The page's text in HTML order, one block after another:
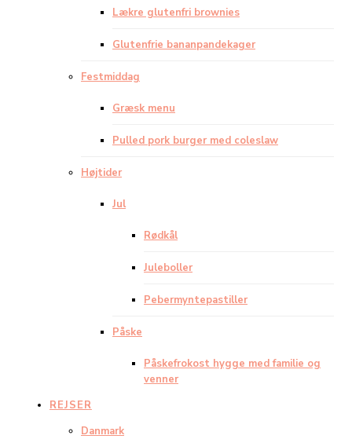
Lækre glutenfri brownies
Glutenfrie bananpandekager
Festmiddag
Græsk menu
Pulled pork burger med coleslaw
Højtider
Jul
Rødkål
Juleboller
Pebermyntepastiller
Påske
Påskefrokost hygge med familie og
venner
REJSER
Danmark